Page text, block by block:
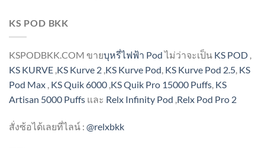
KS POD BKK
KSPODBKK.COM ขายบุหรี่ไฟฟ้า Podไม่ว่าจะเป็น KS POD ,
KS KURVE ,KS Kurve 2 ,KS Kurve Pod, KS Kurve Pod 2.5, KS
Pod Max , KS Quik 6000 ,KS Quik Pro 15000 Puffs, KS
Artisan 5000 Puffs และ Relx Infinity Pod ,Relx Pod Pro 2
สั่งซ้อได้เลยที่ไลน์ : @relxbkk